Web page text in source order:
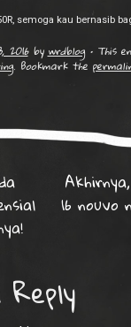
semoga kau bernasib
2016by wrdblog • This
. Bookmark the
16 nouvo